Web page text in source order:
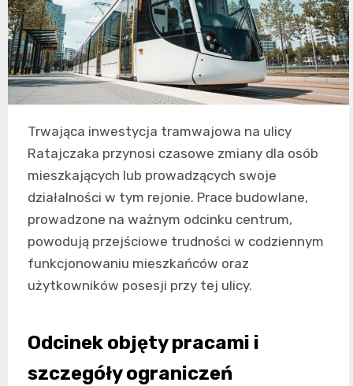
Trwająca inwestycja tramwajowa na ulicy
Ratajczaka przynosi czasowe zmiany dla osób
mieszkających lub prowadzących swoje
działalności w tym rejonie. Prace budowlane,
prowadzone na ważnym odcinku centrum,
powodują przejściowe trudności w codziennym
funkcjonowaniu mieszkańców oraz
użytkowników posesji przy tej ulicy.
Odcinek objęty pracami i
szczegóły ograniczeń